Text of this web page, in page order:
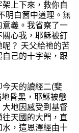
上下來，救你自
明白箇中道理。無
義。我省察了一
心我，耶穌被釘
？ 天父給祂的苦
己的十字架，跟
天的讀經二(斐
昏黑，耶穌被懸
地因感受到基督
天國的大門，直
，這恩澤經由十